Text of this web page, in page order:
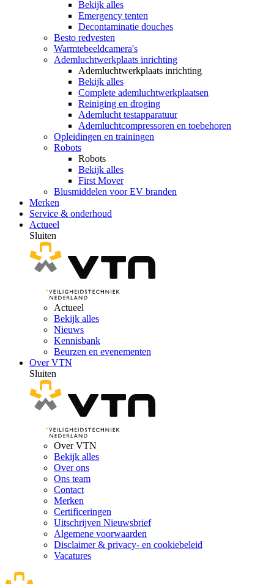
Bekijk alles
Emergency tenten
Decontaminatie douches
Besto redvesten
Warmtebeeldcamera's
Ademluchtwerkplaats inrichting
Ademluchtwerkplaats inrichting
Bekijk alles
Complete ademluchtwerkplaatsen
Reiniging en droging
Ademlucht testapparatuur
Ademluchtcompressoren en toebehoren
Opleidingen en trainingen
Robots
Robots
Bekijk alles
First Mover
Blusmiddelen voor EV branden
Merken
Service & onderhoud
Actueel
Sluiten
Actueel
Bekijk alles
Nieuws
Kennisbank
Beurzen en evenementen
Over VTN
Sluiten
Over VTN
Bekijk alles
Over ons
Ons team
Contact
Merken
Certificeringen
Uitschrijven Nieuwsbrief
Algemene voorwaarden
Disclaimer & privacy- en cookiebeleid
Vacatures